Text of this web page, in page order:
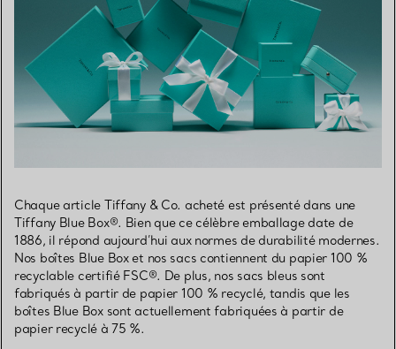
Chaque article Tiffany & Co. acheté est présenté dans une
Tiffany Blue Box®. Bien que ce célèbre emballage date de
1886, il répond aujourd’hui aux normes de durabilité modernes.
Nos boîtes Blue Box et nos sacs contiennent du papier 100 %
recyclable certifié FSC®. De plus, nos sacs bleus sont
fabriqués à partir de papier 100 % recyclé, tandis que les
boîtes Blue Box sont actuellement fabriquées à partir de
papier recyclé à 75 %.